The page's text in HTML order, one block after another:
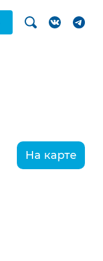
На карте